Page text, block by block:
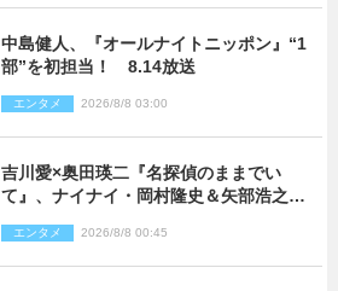
中島健人、『オールナイトニッポン』“1
部”を初担当！ 8.14放送
エンタメ 2026/8/8 03:00
吉川愛×奥田瑛二『名探偵のままでい
て』、ナイナイ・岡村隆史＆矢部浩之の
エンタメ 2026/8/8 00:45